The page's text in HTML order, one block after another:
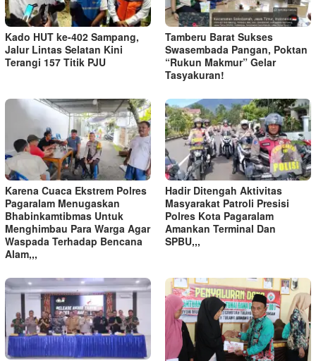
Kado HUT ke-402 Sampang,
Jalur Lintas Selatan Kini
Terangi 157 Titik PJU
Tamberu Barat Sukses
Swasembada Pangan, Poktan
“Rukun Makmur” Gelar
Tasyakuran!
Karena Cuaca Ekstrem Polres
Pagaralam Menugaskan
Bhabinkamtibmas Untuk
Menghimbau Para Warga Agar
Waspada Terhadap Bencana
Alam,,,
Hadir Ditengah Aktivitas
Masyarakat Patroli Presisi
Polres Kota Pagaralam
Amankan Terminal Dan
SPBU,,,